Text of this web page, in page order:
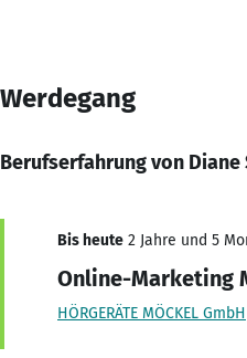
Werdegang
Berufserfahrung von Diane
Bis heute 2 Jahre und 5
Online-Marketing
HÖRGERÄTE MÖCKEL GmbH